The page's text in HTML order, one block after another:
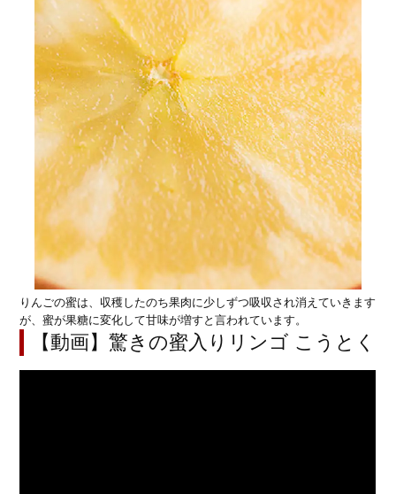
りんごの蜜は、収穫したのち果肉に少しずつ吸収され消えていきます
が、蜜が果糖に変化して甘味が増すと言われています。
【動画】驚きの蜜入りリンゴ こうとく